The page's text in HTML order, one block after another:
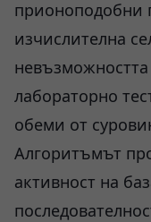
прионоподобни
изчислителна
лабораторно
обеми от
Алгоритъмът
активност на